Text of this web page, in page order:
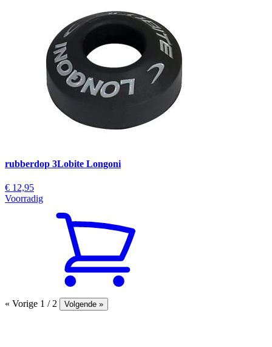
rubberdop 3Lobite Longoni
€ 12,95
Voorradig
« Vorige 1 / 2 Volgende »